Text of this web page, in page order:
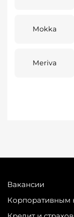
Mokka
Meriva
Вакансии
Корпоративным